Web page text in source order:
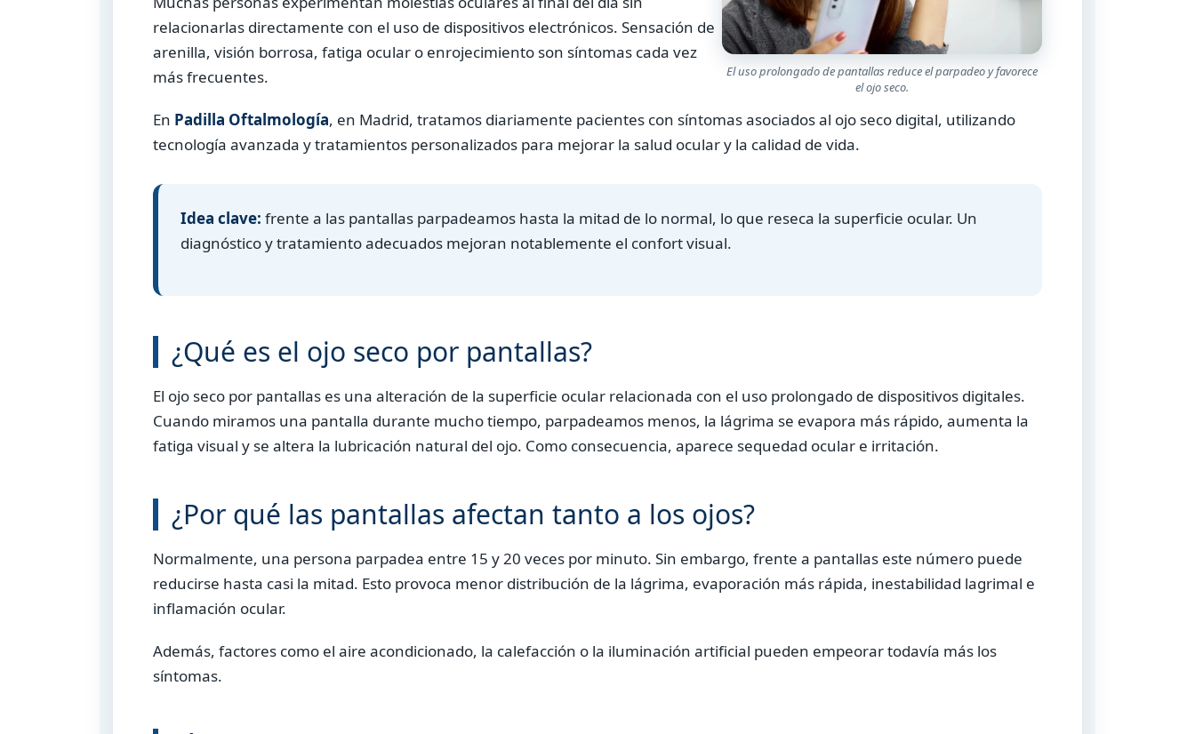
El uso prolongado de pantallas reduce el parpadeo y favorece
el ojo seco.
relacionarlas directamente con el uso de dispositivos electrónicos. Sensación de
arenilla, visión borrosa, fatiga ocular o enrojecimiento son síntomas cada vez
más frecuentes.
En Padilla Oftalmología, en Madrid, tratamos diariamente pacientes con síntomas asociados al ojo seco digital, utilizando
tecnología avanzada y tratamientos personalizados para mejorar la salud ocular y la calidad de vida.
Idea clave: frente a las pantallas parpadeamos hasta la mitad de lo normal, lo que reseca la superficie ocular. Un
diagnóstico y tratamiento adecuados mejoran notablemente el confort visual.
¿Qué es el ojo seco por pantallas?
El ojo seco por pantallas es una alteración de la superficie ocular relacionada con el uso prolongado de dispositivos digitales.
Cuando miramos una pantalla durante mucho tiempo, parpadeamos menos, la lágrima se evapora más rápido, aumenta la
fatiga visual y se altera la lubricación natural del ojo. Como consecuencia, aparece sequedad ocular e irritación.
¿Por qué las pantallas afectan tanto a los ojos?
Normalmente, una persona parpadea entre 15 y 20 veces por minuto. Sin embargo, frente a pantallas este número puede
reducirse hasta casi la mitad. Esto provoca menor distribución de la lágrima, evaporación más rápida, inestabilidad lagrimal e
inflamación ocular.
Además, factores como el aire acondicionado, la calefacción o la iluminación artificial pueden empeorar todavía más los
síntomas.